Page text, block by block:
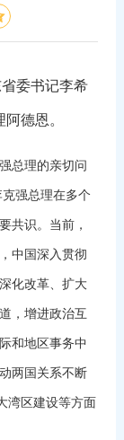
委书记李希
德恩。
总理的亲切问
强总理在多个
共识。当前，
中国深入贯彻
化改革、扩大
，增进政治互
和地区事务中
两国关系不断
湾区建设等方面